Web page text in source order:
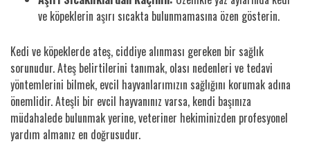
ve köpeklerin aşırı sıcakta bulunmamasına özen gösterin.
Kedi ve köpeklerde ateş, ciddiye alınması gereken bir sağlık
sorunudur. Ateş belirtilerini tanımak, olası nedenleri ve tedavi
yöntemlerini bilmek, evcil hayvanlarımızın sağlığını korumak adına
önemlidir. Ateşli bir evcil hayvanınız varsa, kendi başınıza
müdahalede bulunmak yerine, veteriner hekiminizden profesyonel
yardım almanız en doğrusudur.